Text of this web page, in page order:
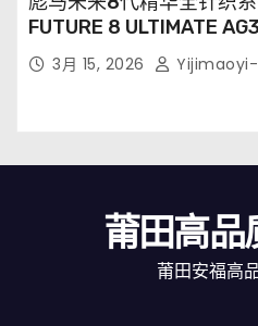
FUTURE 8 ULTIMATE
3月 15, 2026 Yijimaoyi-
莆田高品
莆田安福高